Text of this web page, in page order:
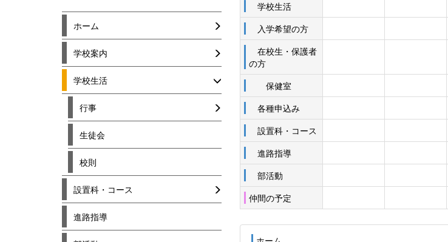
学校生活
入学希望の方
在校生・保護者
の方
保健室
各種申込み
設置科・コース
進路指導
部活動
仲間の予定
ホーム
学校案内
学校生活
行事
生徒会
校則
設置科・コース
進路指導